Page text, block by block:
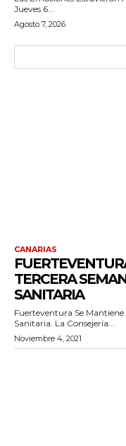
Jueves 6...
Agosto 7, 2026
CANARIAS
TERCERA
SANITARIA
Fuerteventura Se Mantiene
Sanitaria. La Consejería...
Noviembre 4, 2021